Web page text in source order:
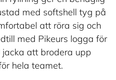
med softshell tyg på
att röra sig och
med Pikeurs logga för
jacka att brodera upp
hela teamet.